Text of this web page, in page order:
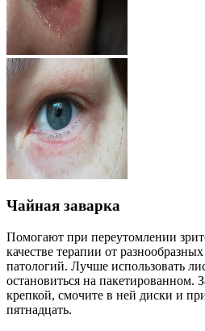
Чайная заварка
Помогают при переутомлении
качестве терапии от
патологий. Лучше использовать
остановиться на пакетированном.
крепкой, смочите в ней диски и
пятнадцать.